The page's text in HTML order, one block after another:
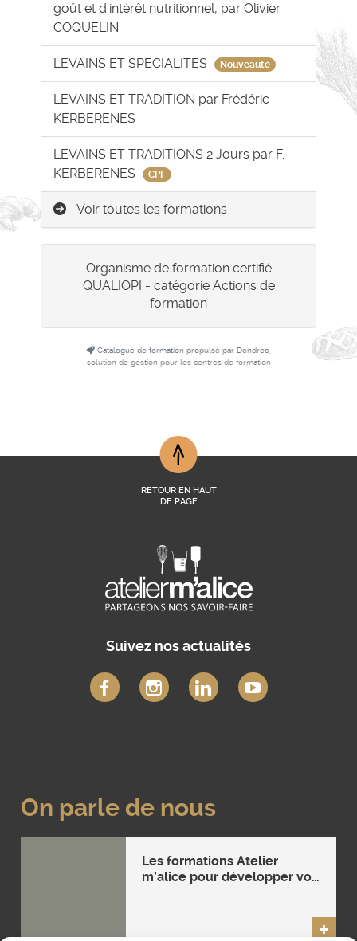
goût et d'intérêt nutritionnel, par Olivier
COQUELIN
LEVAINS ET SPECIALITES Nouveauté
LEVAINS ET TRADITION par Frédéric
KERBERENES
LEVAINS ET TRADITIONS 2 Jours par F.
KERBERENES
CPF
Voir toutes les formations
Organisme de formation certifié
QUALIOPI - catégorie Actions de
formation
Catalogue de formation propulsé par Dendreo,
solution de gestion pour les centres de formation
On parle de nous
Les formations Atelier
m’alice pour développer vos
Suivez nos actualités
RETOUR EN HAUT
DE PAGE